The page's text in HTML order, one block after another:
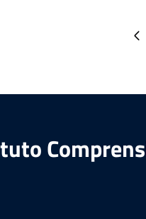
Pagina